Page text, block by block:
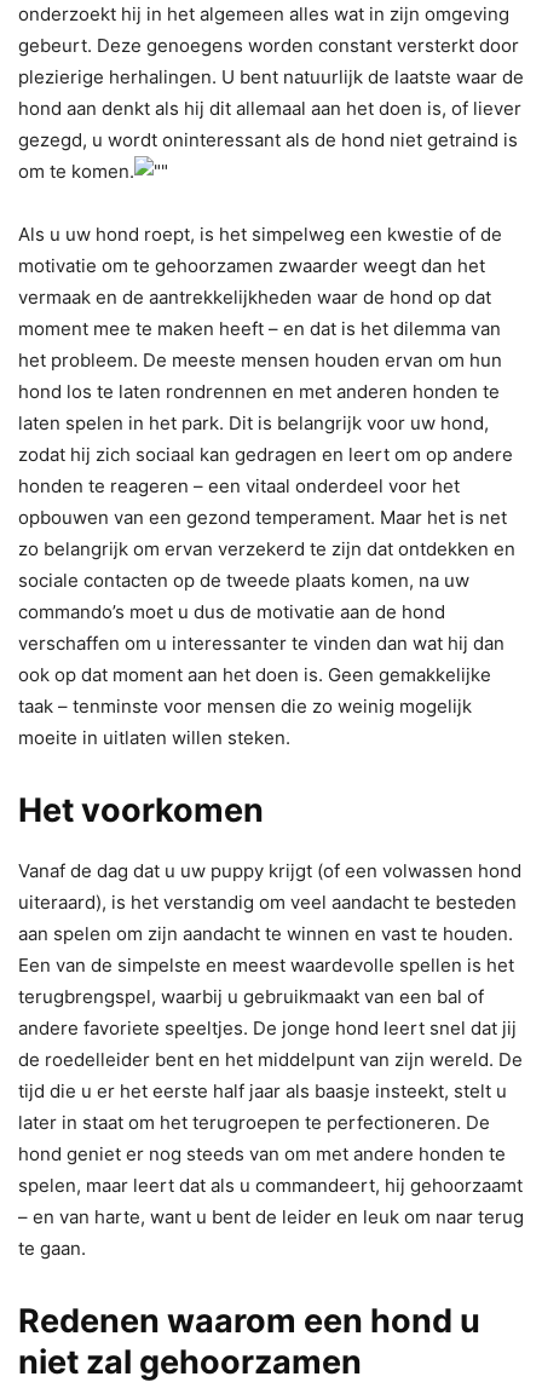
onderzoekt hij in het algemeen alles wat in zijn omgeving
gebeurt. Deze genoegens worden constant versterkt door
plezierige herhalingen. U bent natuurlijk de laatste waar de
hond aan denkt als hij dit allemaal aan het doen is, of liever
gezegd, u wordt oninteressant als de hond niet getraind is
om te komen.
Als u uw hond roept, is het simpelweg een kwestie of de
motivatie om te gehoorzamen zwaarder weegt dan het
vermaak en de aantrekkelijkheden waar de hond op dat
moment mee te maken heeft – en dat is het dilemma van
het probleem. De meeste mensen houden ervan om hun
hond los te laten rondrennen en met anderen honden te
laten spelen in het park. Dit is belangrijk voor uw hond,
zodat hij zich sociaal kan gedragen en leert om op andere
honden te reageren – een vitaal onderdeel voor het
opbouwen van een gezond temperament. Maar het is net
zo belangrijk om ervan verzekerd te zijn dat ontdekken en
sociale contacten op de tweede plaats komen, na uw
commando’s moet u dus de motivatie aan de hond
verschaffen om u interessanter te vinden dan wat hij dan
ook op dat moment aan het doen is. Geen gemakkelijke
taak – tenminste voor mensen die zo weinig mogelijk
moeite in uitlaten willen steken.
Het voorkomen
Vanaf de dag dat u uw puppy krijgt (of een volwassen hond
uiteraard), is het verstandig om veel aandacht te besteden
aan spelen om zijn aandacht te winnen en vast te houden.
Een van de simpelste en meest waardevolle spellen is het
terugbrengspel, waarbij u gebruikmaakt van een bal of
andere favoriete speeltjes. De jonge hond leert snel dat jij
de roedelleider bent en het middelpunt van zijn wereld. De
tijd die u er het eerste half jaar als baasje insteekt, stelt u
later in staat om het terugroepen te perfectioneren. De
hond geniet er nog steeds van om met andere honden te
spelen, maar leert dat als u commandeert, hij gehoorzaamt
– en van harte, want u bent de leider en leuk om naar terug
te gaan.
Redenen waarom een hond u
niet zal gehoorzamen